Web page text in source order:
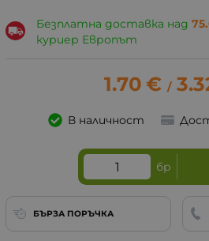
Безплатна доставка над
куриер Европът
1.70 € /
В наличност
бр
БЪРЗА ПОРЪЧКА